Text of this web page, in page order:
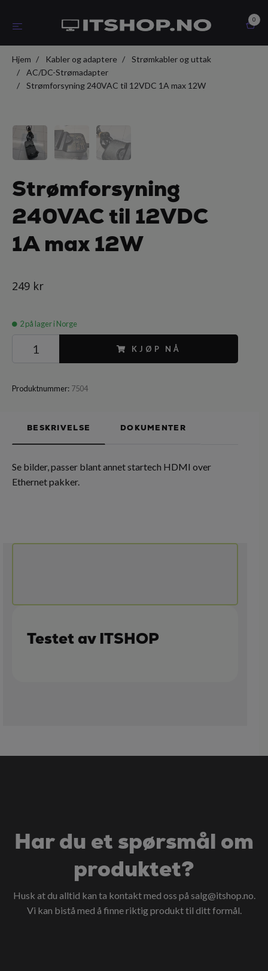
0
Hjem Kabler og adaptere
Strømkabler og uttak
AC/DC-Strømadapter
Strømforsyning 240VAC til 12VDC 1A max 12W
Strømforsyning
240VAC til 12VDC
1A max 12W
249 kr
2på lager i Norge
KJØP NÅ
Produktnummer: 7504
BESKRIVELSE DOKUMENTER
Se bilder, passer blant annet startech HDMI over
Ethernet pakker.
Testet av ITSHOP
Har du et spørsmål om
produktet?
Husk at du alltid kan ta kontakt med oss på salg@itshop.no.
Vi kan bistå med å finne riktig produkt til ditt formål.